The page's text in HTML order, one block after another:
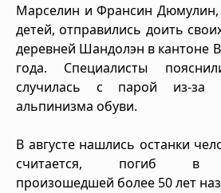
Марселин и Франсин Дюмулин,
детей, отправились доить
деревней Шандолэн в кантоне
года. Специалисты
случилась с парой из-за
альпинизма обуви.
В августе нашлись останки
считается, погиб в
произошедшей более 50 лет